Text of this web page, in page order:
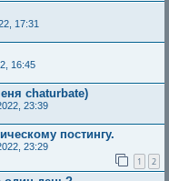
17:31
16:45
chaturbate)
23:39
постингу.
23:29
1 2